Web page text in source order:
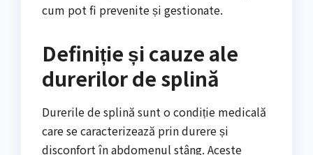
cum pot fi prevenite și gestionate.
Definiție și cauze ale
durerilor de splină
Durerile de splină sunt o condiție medicală
care se caracterizează prin durere și
disconfort în abdomenul stâng. Aceste